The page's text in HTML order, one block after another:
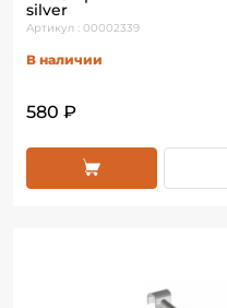
silver
Артикул : 00002339
В наличии
580 ₽